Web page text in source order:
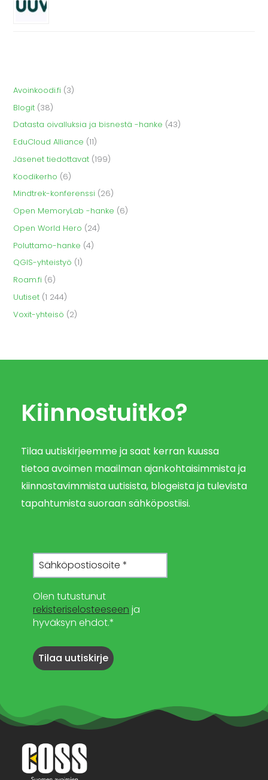
Avoinkoodi.fi (3)
Blogit (38)
Datasta oivalluksia ja bisnestä -hanke (43)
EduCloud Alliance (11)
Jäsenet tiedottavat (199)
Koodikerho (6)
Mindtrek-konferenssi (26)
Open MemoryLab -hanke (6)
Open World Hero (24)
Poluttamo-hanke (4)
QGIS-yhteistyö (1)
Roam.fi (6)
Uutiset (1 244)
Voxit-yhteisö (2)
Kiinnostuitko?
Tilaa uutiskirjeemme ja saat kerran kuussa
tietoa avoimen maailman ajankohtaisimmista ja
kiinnostavimmista uutisista, blogeista ja tulevista
tapahtumista suoraan sähköpostiisi.
Olen tutustunut
rekisteriselosteeseen ja
hyväksyn ehdot.*